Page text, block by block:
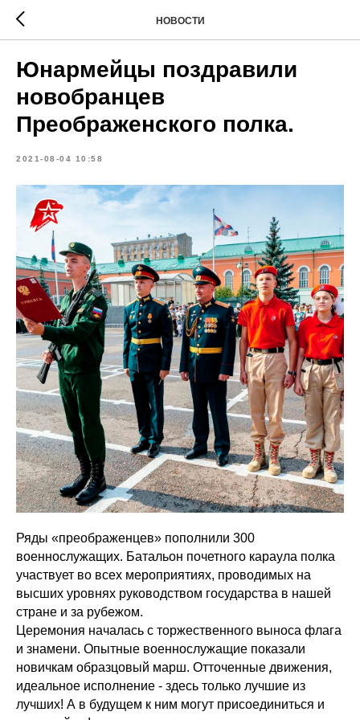
НОВОСТИ
Юнармейцы поздравили
новобранцев
Преображенского полка.
2021-08-04 10:58
Ряды «преображенцев» пополнили 300
военнослужащих. Батальон почетного караула полка
участвует во всех мероприятиях, проводимых на
высших уровнях руководством государства в нашей
стране и за рубежом.
Церемония началась с торжественного выноса флага
и знамени. Опытные военнослужащие показали
новичкам образцовый марш. Отточенные движения,
идеальное исполнение - здесь только лучшие из
лучших! А в будущем к ним могут присоединиться и